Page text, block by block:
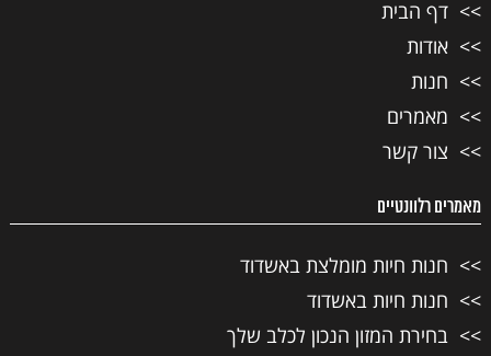
דף הבית
אודות
חנות
מאמרים
צור קשר
מאמרים רלוונטיים
חנות חיות מומלצת באשדוד
חנות חיות באשדוד
בחירת המזון הנכון לכלב שלך